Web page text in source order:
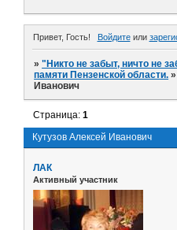
Привет, Гость! Войдитеили
»"Никто не забыт, ничто не
памяти Пензенской области.
Иванович
Кутузов Алексей Иванович
Страница:1
ЛАК
Активный участник